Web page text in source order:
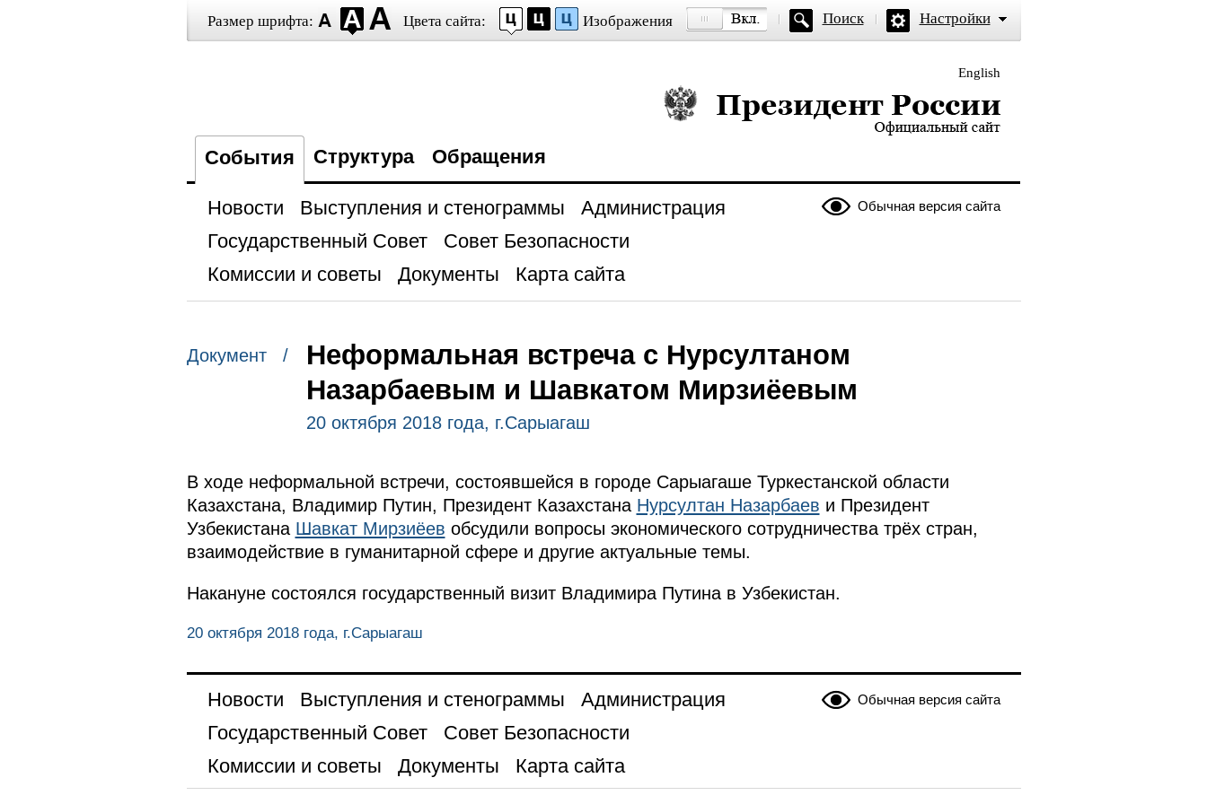
Размер шрифта: Цвета сайта: Изображения Поиск Настройки
English
Президент России — официальный сайт
События Структура Обращения
Обычная версия сайта
Новости Выступления и стенограммы
Администрация
Государственный Совет
Совет Безопасности
Комиссии и советы
Документы Карта сайта
Документ /
Неформальная встреча с Нурсултаном
Назарбаевым и Шавкатом Мирзиёевым
20 октября 2018 года, г.Сарыагаш
В ходе неформальной встречи, состоявшейся в городе Сарыагаше Туркестанской области
Казахстана, Владимир Путин, Президент Казахстана Нурсултан Назарбаев и Президент
Узбекистана Шавкат Мирзиёев обсудили вопросы экономического сотрудничества трёх стран,
взаимодействие в гуманитарной сфере и другие актуальные темы.
Накануне состоялся государственный визит Владимира Путина в Узбекистан.
20 октября 2018 года, г.Сарыагаш
Обычная версия сайта
Новости Выступления и стенограммы
Администрация
Государственный Совет
Совет Безопасности
Комиссии и советы
Документы Карта сайта